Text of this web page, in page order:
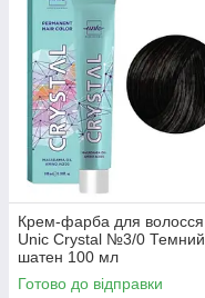
Крем-фарба для волосся
Unic Crystal №3/0 Темний
шатен 100 мл
Готово до відправки